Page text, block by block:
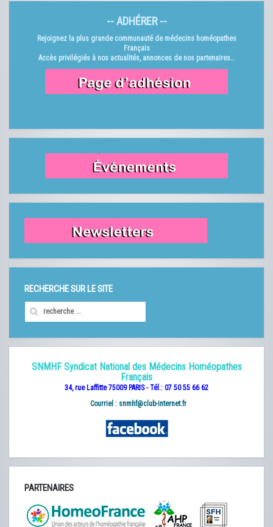
-- ADHÉRER --
Rejoignez la plus grande communauté de médecins homéopathes
Français
Accès privilégiés à nos actualités, annonces de nos partenaires…
RECHERCHE SUR LE SITE
SNMHF Syndicat National des Médecins Homéopathes
Français
34, rue Laffitte 75009 PARIS - Tél.: 07 50 55 66 62
Courriel : snmhf@club-internet.fr
PARTENAIRES